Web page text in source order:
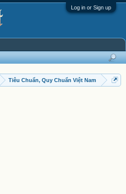
Log in or Sign up
Tiêu Chuẩn, Quy Chuẩn Việt Nam